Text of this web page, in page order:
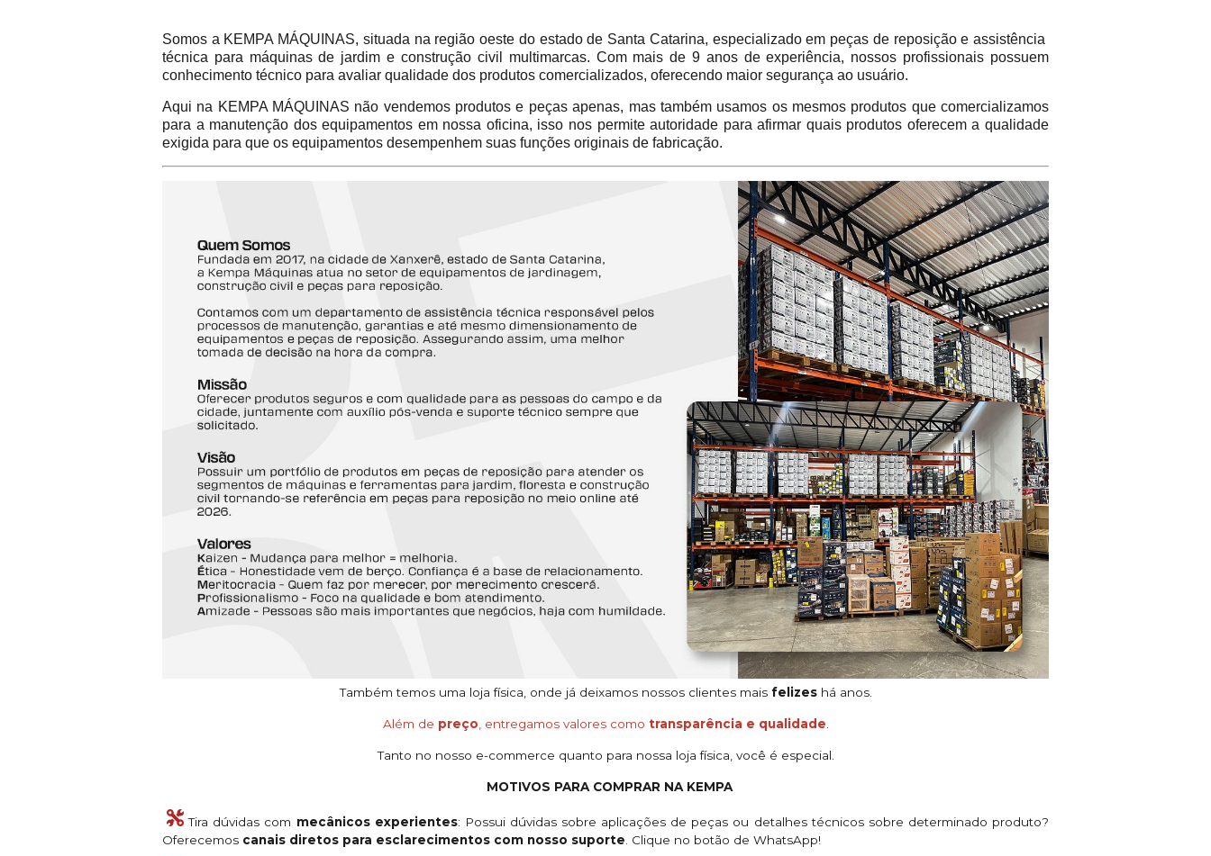
Somos a KEMPA MÁQUINAS, situada na região oeste do estado de Santa Catarina, especializado em peças de reposição e assistência
técnica para máquinas de jardim e construção civil multimarcas. Com mais de 9 anos de experiência, nossos profissionais possuem
conhecimento técnico para avaliar qualidade dos produtos comercializados, oferecendo maior segurança ao usuário.
Aqui na KEMPA MÁQUINAS não vendemos produtos e peças apenas, mas também usamos os mesmos produtos que comercializamos
para a manutenção dos equipamentos em nossa oficina, isso nos permite autoridade para afirmar quais produtos oferecem a qualidade
exigida para que os equipamentos desempenhem suas funções originais de fabricação.
Também temos uma loja física, onde já deixamos nossos clientes mais felizeshá anos.
Além de preço, entregamos valores como transparência e qualidade.
Tanto no nosso e-commerce quanto para nossa loja física, você é especial.
MOTIVOS PARA COMPRAR NA KEMPA
Tira dúvidas com mecânicos experientes: Possui dúvidas sobre aplicações de peças ou detalhes técnicos sobre determinado produto?
Oferecemos canais diretos para esclarecimentos com nosso suporte. Clique no botão de WhatsApp!